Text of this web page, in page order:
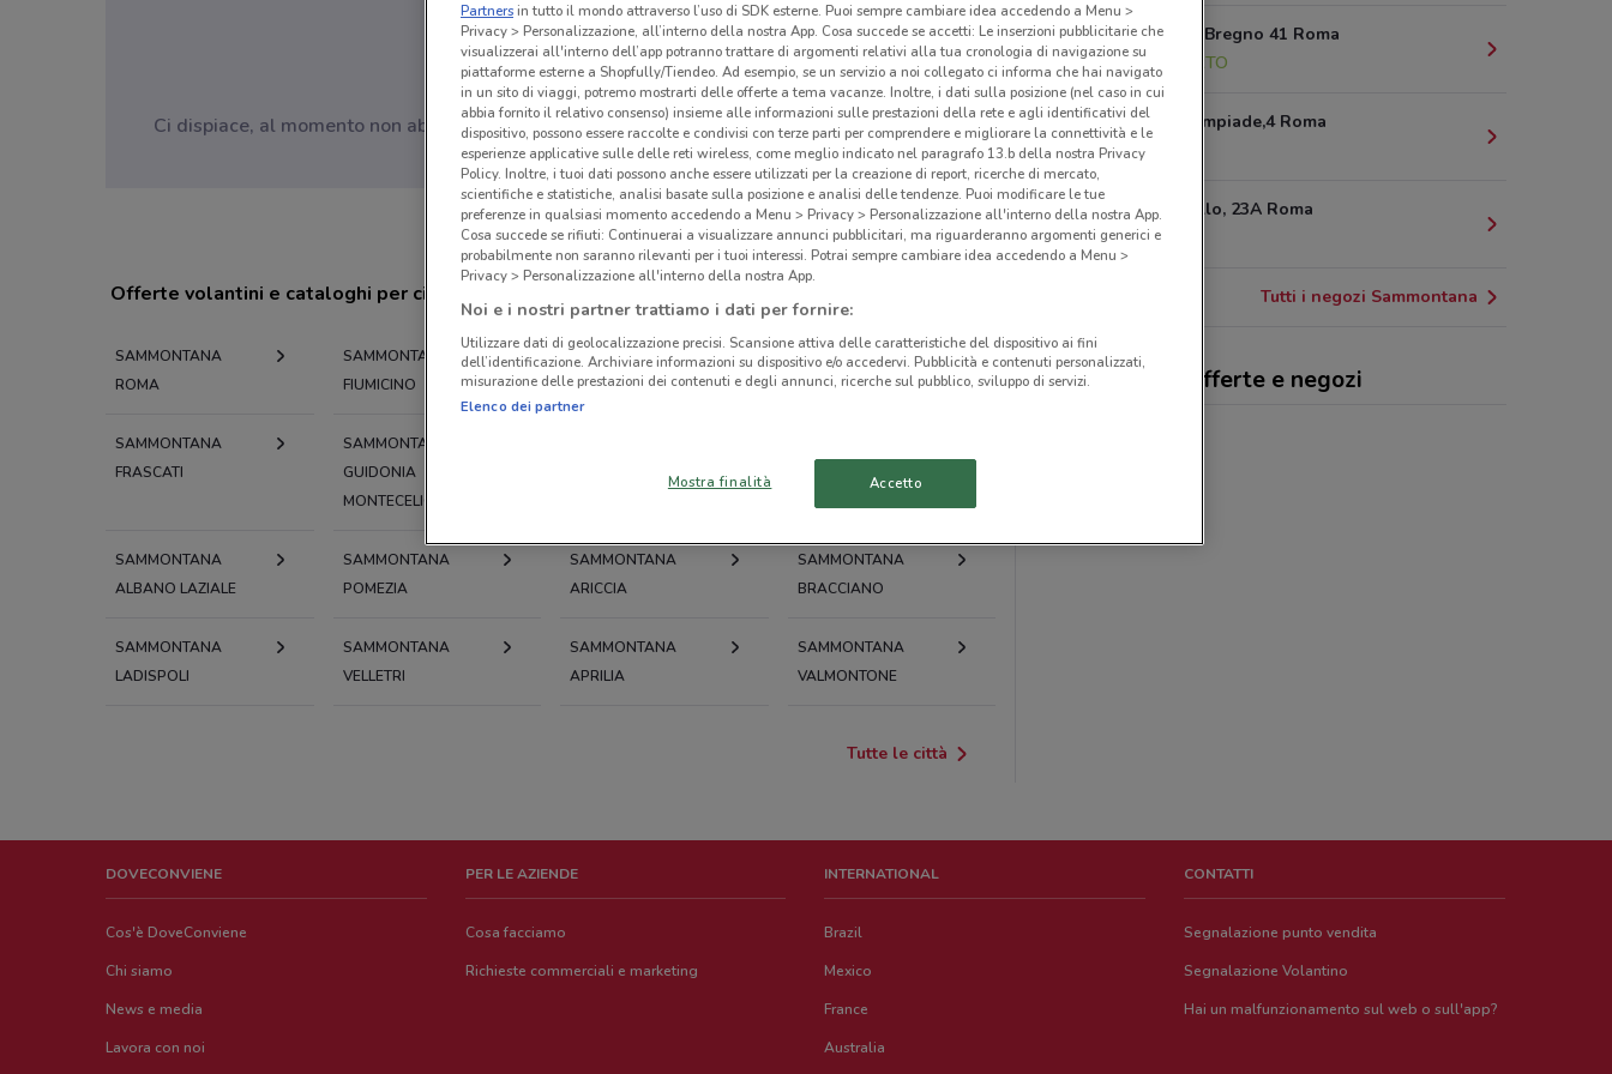
Ci dispiace, al momento non abbiamo pubblicato volantini nella tua zona. Riprova più tardi.
Offerte volantini e cataloghi per città nelle vicinanze
SAMMONTANA
ROMA
SAMMONTANA
FIUMICINO
SAMMONTANA
MONTEROTONDO
SAMMONTANA
CIAMPINO
SAMMONTANA
FRASCATI
SAMMONTANA
GUIDONIA
MONTECELIO
SAMMONTANA
ALBANO LAZIALE
SAMMONTANA
POMEZIA
SAMMONTANA
ARICCIA
SAMMONTANA
BRACCIANO
SAMMONTANA
LADISPOLI
SAMMONTANA
VELLETRI
SAMMONTANA
APRILIA
SAMMONTANA
VALMONTONE
Tutte le città
Via Andrea Bregno 41 Roma
1 km
APERTO
Via XVII Olimpiade,4 Roma
1.3 km
Via Donatello, 23A Roma
1.4 km
Tutti i negozi Sammontana
Sammontana, offerte e negozi
DOVECONVIENE
Cos'è DoveConviene
Chi siamo
News e media
Lavora con noi
PER LE AZIENDE
Cosa facciamo
Richieste commerciali e marketing
INTERNATIONAL
Brazil
Mexico
France
Australia
CONTATTI
Segnalazione punto vendita
Segnalazione Volantino
Hai un malfunzionamento sul web o sull'app?
Partnersin tutto il mondo attraverso l’uso di SDK esterne. Puoi sempre cambiare idea accedendo a Menu >
Privacy > Personalizzazione, all’interno della nostra App. Cosa succede se accetti: Le inserzioni pubblicitarie che
visualizzerai all'interno dell’app potranno trattare di argomenti relativi alla tua cronologia di navigazione su
piattaforme esterne a Shopfully/Tiendeo. Ad esempio, se un servizio a noi collegato ci informa che hai navigato
in un sito di viaggi, potremo mostrarti delle offerte a tema vacanze. Inoltre, i dati sulla posizione (nel caso in cui
abbia fornito il relativo consenso) insieme alle informazioni sulle prestazioni della rete e agli identificativi del
dispositivo, possono essere raccolte e condivisi con terze parti per comprendere e migliorare la connettività e le
esperienze applicative sulle delle reti wireless, come meglio indicato nel paragrafo 13.b della nostra Privacy
Policy. Inoltre, i tuoi dati possono anche essere utilizzati per la creazione di report, ricerche di mercato,
scientifiche e statistiche, analisi basate sulla posizione e analisi delle tendenze. Puoi modificare le tue
preferenze in qualsiasi momento accedendo a Menu > Privacy > Personalizzazione all'interno della nostra App.
Cosa succede se rifiuti: Continuerai a visualizzare annunci pubblicitari, ma riguarderanno argomenti generici e
probabilmente non saranno rilevanti per i tuoi interessi. Potrai sempre cambiare idea accedendo a Menu >
Privacy > Personalizzazione all'interno della nostra App.
Noi e i nostri partner trattiamo i dati per fornire:
Utilizzare dati di geolocalizzazione precisi. Scansione attiva delle caratteristiche del dispositivo ai fini
dell’identificazione. Archiviare informazioni su dispositivo e/o accedervi. Pubblicità e contenuti personalizzati,
misurazione delle prestazioni dei contenuti e degli annunci, ricerche sul pubblico, sviluppo di servizi.
Elenco dei partner
Mostra finalità Accetto